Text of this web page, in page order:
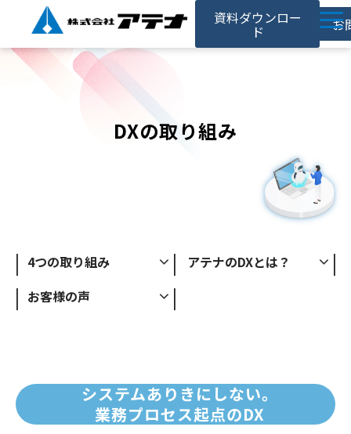
資料ダウンロー
ド お
サービス
会社情報
DXの取り組み
4つの取り組み
アテナのDXとは？
お客様の声
システムありきにしない。
業務プロセス起点のDX